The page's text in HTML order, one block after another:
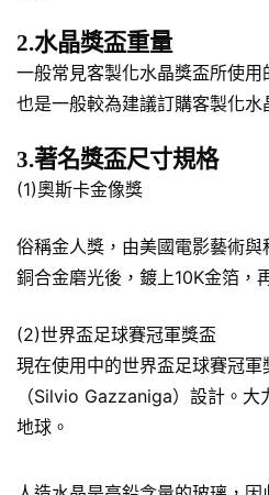
2.水晶獎盃重量
一般常見客製化水晶獎盃所使
也是一般較為建議訂購客製化
3.著名獎盃尺寸規格
(1)奧斯卡金像獎
俗稱金人獎，由美國電影藝術
銅合金磨光後，鍍上10K金箔，
(2)世界盃足球賽冠軍獎盃
現在使用中的世界盃足球賽冠
（Silvio Gazzaniga）設計。
地球。